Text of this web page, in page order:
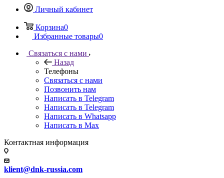
Личный кабинет
Корзина0
Избранные товары0
Связаться с нами
Назад
Телефоны
Связаться с нами
Позвонить нам
Написать в Telegram
Написать в Telegram
Написать в Whatsapp
Написать в Max
Контактная информация
klient@dnk-russia.com